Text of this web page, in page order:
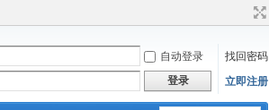
自动登录
找回密码
登录 立即注册